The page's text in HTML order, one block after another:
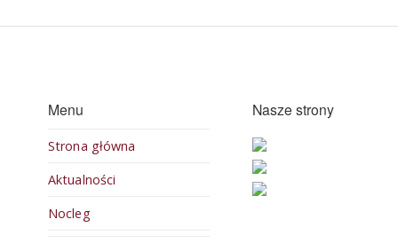
Menu
Strona główna
Aktualności
Nocleg
Nasze strony